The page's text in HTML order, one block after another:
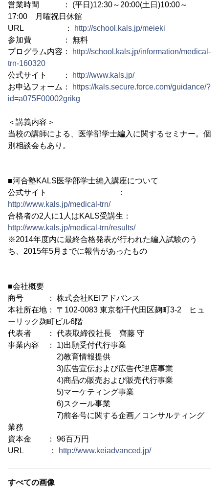
営業時間 ： (平日)12:30～20:00(土日)10:00～
17:00 月曜祝日休館
URL ：
http://school.kals.jp/meieki
参加費 ： 無料
プログラム内容：
http://school.kals.jp/information/medical-
trn-160320
公式サイト ：
http://www.kals.jp/
お申込フォーム：
https://kals.secure.force.com/guidance/?
id=a075F00002grikg
＜講義内容＞
当校の講師による、医学部学士編入に関するセミナー。個
別相談会もあり。
■河合塾KALS医学部学士編入講座について
公式サイト ：
http://www.kals.jp/medical-trn/
合格者の2人に1人はKALS受講生：
http://www.kals.jp/medical-trn/results/
※2014年度内に最終合格発表が行われた編入試験のう
ち、2015年5月までに報告があったもの
■会社概要
商号 ： 株式会社KEIアドバンス
本社所在地： 〒102-0083 東京都千代田区麹町3-2 ヒュ
ーリック麹町ビル6階
代表者 ： 代表取締役社長 齊藤 守
事業内容 ： 1)出願受付代行事業
2)教育情報提供
3)広告宣伝および広告代理店事業
4)商品の販売および販売代行事業
5)マーケティング事業
6)スクール事業
7)前各号に関する企画／コンサルティング
業務
資本金 ： 96百万円
URL ：
http://www.keiadvanced.jp/
すべての画像